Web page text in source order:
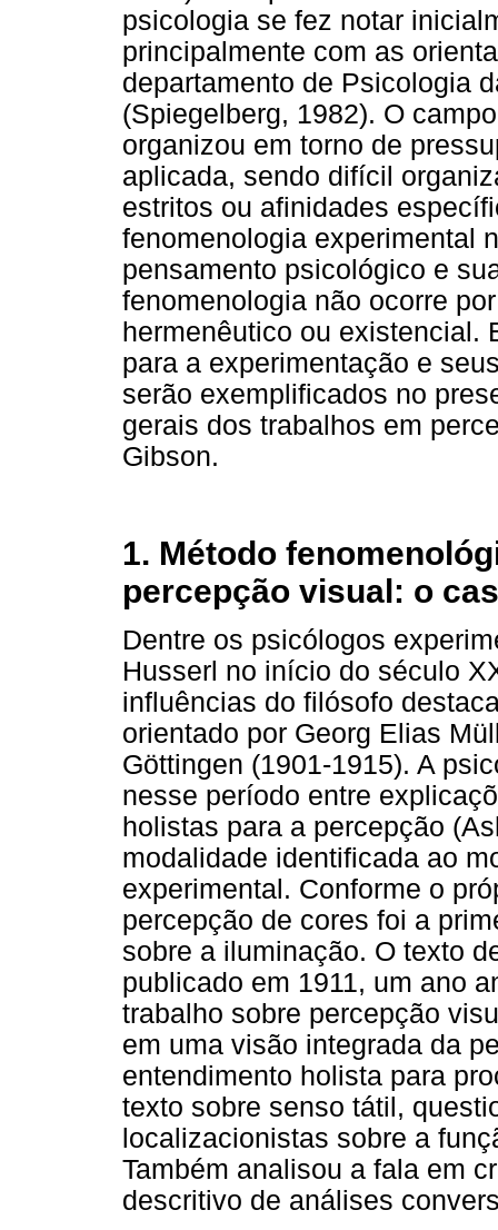
psicologia se fez notar
principalmente com as
departamento de Psicologia
(Spiegelberg, 1982). O
organizou em torno de
aplicada, sendo difícil
estritos ou afinidades
fenomenologia experimental
pensamento psicológico e
fenomenologia não ocorre
hermenêutico ou existencial.
para a experimentação e
serão exemplificados no
gerais dos trabalhos em
Gibson.
1. Método
percepção visual: o
Dentre os psicólogos
Husserl no início do século
influências do filósofo
orientado por Georg Elias
Göttingen (1901-1915). A
nesse período entre
holistas para a percepção
modalidade identificada ao
experimental. Conforme o
percepção de cores foi a
sobre a iluminação. O texto
publicado em 1911, um ano
trabalho sobre percepção
em uma visão integrada da
entendimento holista para
texto sobre senso tátil,
localizacionistas sobre a
Também analisou a fala em
descritivo de análises